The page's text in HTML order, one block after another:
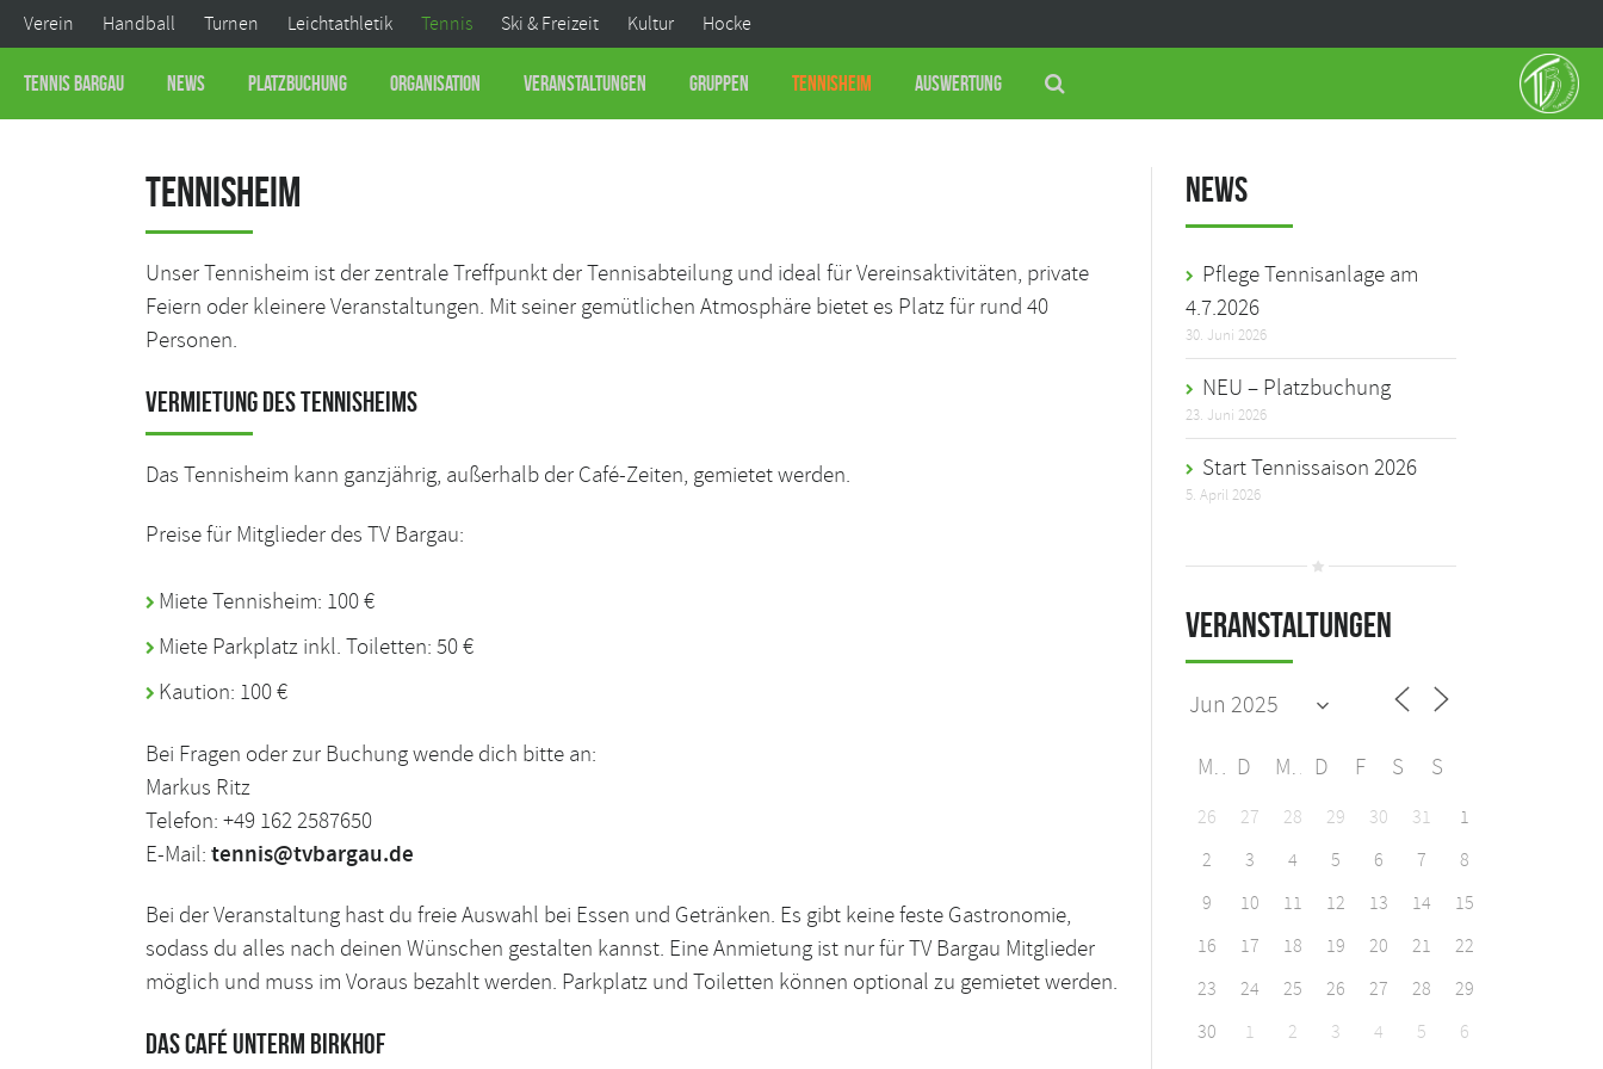
Verein Handball Turnen Leichtathletik Tennis Ski & Freizeit Kultur Hocke
Tennis Bargau News Platzbuchung Organisation Veranstaltungen Gruppen Tennisheim Auswertung
Tennisheim
Unser Tennisheim ist der zentrale Treffpunkt der Tennisabteilung und ideal für Vereinsaktivitäten, private
Feiern oder kleinere Veranstaltungen. Mit seiner gemütlichen Atmosphäre bietet es Platz für rund 40
Personen.
Vermietung des Tennisheims
Das Tennisheim kann ganzjährig, außerhalb der Café-Zeiten, gemietet werden.
Preise für Mitglieder des TV Bargau:
Miete Tennisheim: 100 €
Miete Parkplatz inkl. Toiletten: 50 €
Kaution: 100 €
Bei Fragen oder zur Buchung wende dich bitte an:
Markus Ritz
Telefon: +49 162 2587650
E-Mail: tennis@tvbargau.de
Bei der Veranstaltung hast du freie Auswahl bei Essen und Getränken. Es gibt keine feste Gastronomie,
sodass du alles nach deinen Wünschen gestalten kannst. Eine Anmietung ist nur für TV Bargau Mitglieder
möglich und muss im Voraus bezahlt werden. Parkplatz und Toiletten können optional zu gemietet werden.
Das Café unterm Birkhof
News
Pflege Tennisanlage am
4.7.2026
30. Juni 2026
NEU – Platzbuchung
23. Juni 2026
Start Tennissaison 2026
5. April 2026
Veranstaltungen
M D M D F S S
26 27 28 29 30 31
1
2
3 4 5 6 7
8
9
10 11 12 13 14
15
16
17 18 19 20 21
22
23
24 25 26 27 28
29
30
1 2 3 4 5 6